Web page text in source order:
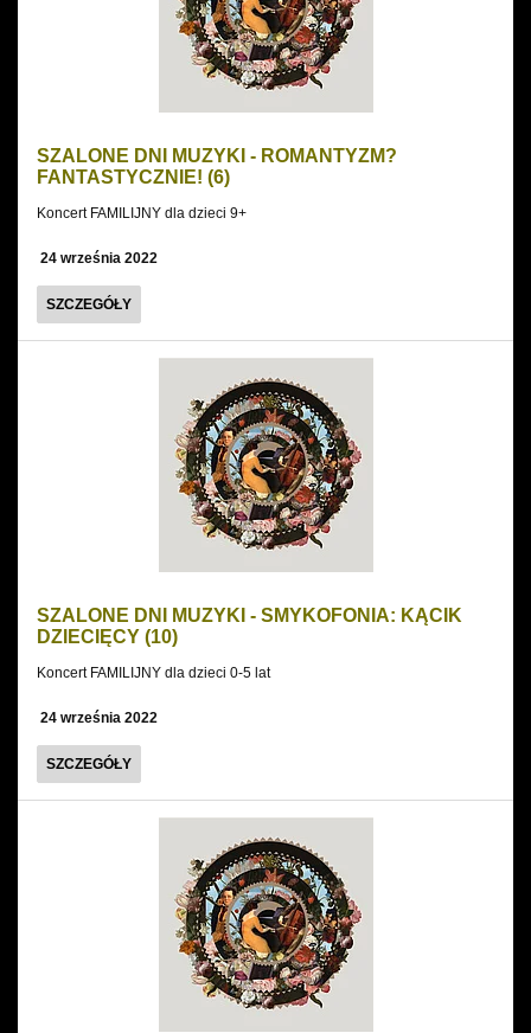
STORY
POETY-
SZALONE DNI MUZYKI - ROMANTYZM?
FANTASTYCZNIE! (6)
Koncert FAMILIJNY dla dzieci 9+
24 września 2022
SZCZEGÓŁYSZALONE
DNI
ROMANTYZM?
FANTASTYCZNIE!
SZALONE DNI MUZYKI - SMYKOFONIA: KĄCIK
DZIECIĘCY (10)
Koncert FAMILIJNY dla dzieci 0-5 lat
24 września 2022
SZCZEGÓŁYSZALONE
DNI
SMYKOFONIA:
KĄCIK
DZIECIĘCY